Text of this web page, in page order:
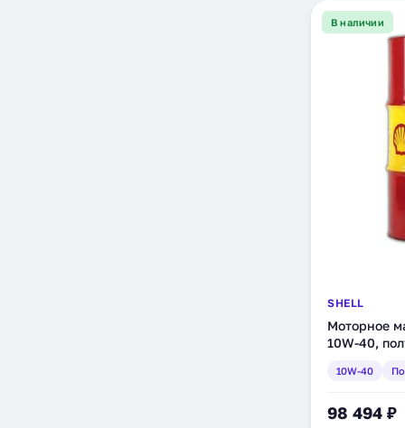
В наличии
SHELL
Моторное
10W-40,
10W-40
98 494 ₽